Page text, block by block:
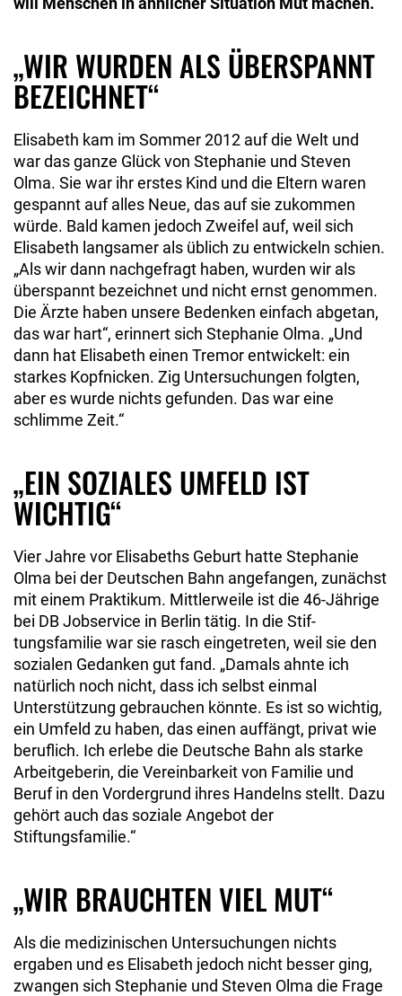
„WIR WURDEN ALS ÜBERSPANNT
BEZEICHNET“
Elisabeth kam im Sommer 2012 auf die Welt und
war das ganze Glück von Stephanie und Steven
Olma. Sie war ihr erstes Kind und die Eltern waren
gespannt auf alles Neue, das auf sie zukommen
würde. Bald kamen jedoch Zweifel auf, weil sich
Elisabeth langsamer als üblich zu entwickeln schien.
„Als wir dann nachgefragt haben, wurden wir als
überspannt bezeichnet und nicht ernst genommen.
Die Ärzte haben unsere Be­denken einfach abgetan,
das war hart“, erinnert sich Stephanie Olma. „Und
dann hat Elisabeth einen Tremor entwickelt: ein
starkes Kopfnicken. Zig Untersuchun­gen folgten,
aber es wurde nichts gefunden. Das war eine
schlimme Zeit.“
„EIN SOZIALES UMFELD IST
WICHTIG“
Vier Jahre vor Elisabeths Geburt hatte Stephanie
Olma bei der Deutschen Bahn angefan­gen, zunächst
mit einem Praktikum. Mittlerweile ist die 46-Jährige
bei DB Jobservice in Ber­lin tätig. In die Stif­
tungsfamilie war sie rasch eingetreten, weil sie den
sozialen Gedanken gut fand. „Damals ahnte ich
natürlich noch nicht, dass ich selbst einmal
Unterstützung gebrau­chen könnte. Es ist so wichtig,
ein Umfeld zu haben, das einen auffängt, privat wie
beruflich. Ich erlebe die Deutsche Bahn als starke
Arbeitgeberin, die Vereinbarkeit von Familie und
Beruf in den Vordergrund ihres Handelns stellt. Dazu
gehört auch das soziale Angebot der
Stiftungsfamilie.“
„WIR BRAUCHTEN VIEL MUT“
Als die medizinischen Untersuchungen nichts
ergaben und es Elisabeth jedoch nicht besser ging,
zwangen sich Stephanie und Steven Olma die Frage